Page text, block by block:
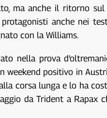
ma anche il ritorno
protagonisti anche nei
con la Williams.
nella prova
weekend positivo in
corsa lunga e lo ha
da Trident a